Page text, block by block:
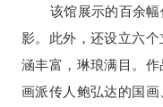
该馆展示的百余
影。此外，还设立六
涵丰富，琳琅满目。
画派传人鲍弘达的国